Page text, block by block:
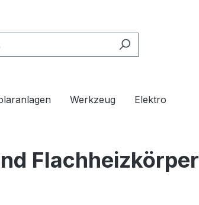
Werkzeug Elektro
Flachheizkörper